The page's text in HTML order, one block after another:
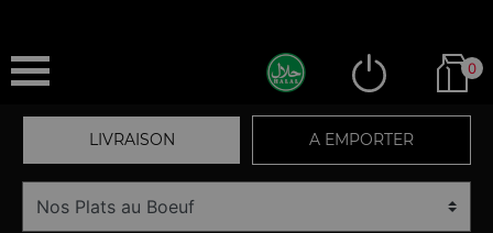
0
LIVRAISON A EMPORTER